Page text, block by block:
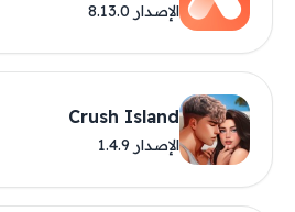
الإصدار 8.13.0
Crush Island
الإصدار 1.4.9